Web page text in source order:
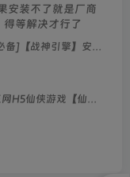
安装不了就是厂商
等解决才行了
]【战神引擎】安卓14客户端壳子
仙侠游戏【仙迹哪吒H5】2024整理Linux服务端+GM授权后台+教程